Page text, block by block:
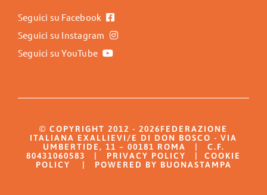
Seguici su Facebook
Seguici su Instagram
Seguici su YouTube
© COPYRIGHT 2012 - 2026FEDERAZIONE
ITALIANA EXALLIEVI/E DI DON BOSCO - VIA
UMBERTIDE, 11 – 00181 ROMA | C.F.
80431060583 | PRIVACY POLICY | COOKIE
POLICY | POWERED BY BUONASTAMPA